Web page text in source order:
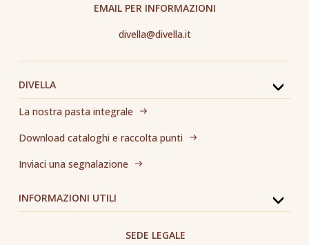
DIVELLA
La nostra pasta integrale
Download cataloghi e raccolta punti
Inviaci una segnalazione
INFORMAZIONI UTILI
EMAIL PER INFORMAZIONI
divella@divella.it
SEDE LEGALE